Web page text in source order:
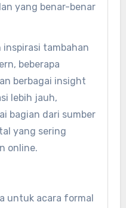
yang benar-benar
tambahan
beberapa
berbagai insight
lebih jauh,
bagian dari sumber
yang sering
online.
untuk acara formal